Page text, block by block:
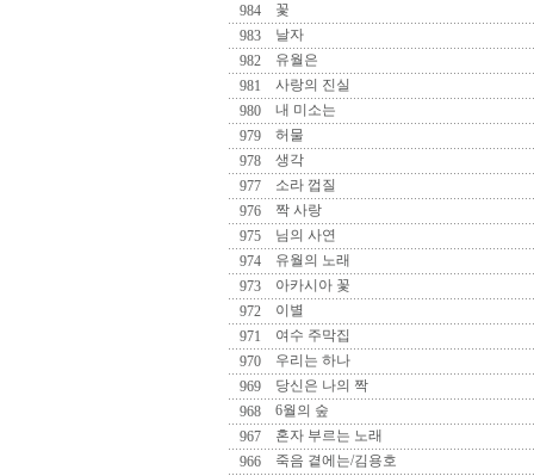
984
꽃
983
날자
982
유월은
981
사랑의 진실
980
내 미소는
979
허물
978
생각
977
소라 껍질
976
짝 사랑
975
님의 사연
974
유월의 노래
973
아카시아 꽃
972
이별
971
여수 주막집
970
우리는 하나
969
당신은 나의 짝
968
6월의 숲
967
혼자 부르는 노래
966
죽음 곁에는/김용호